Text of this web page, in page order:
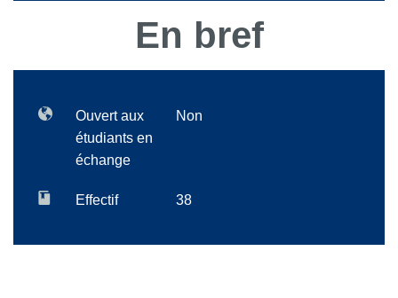
En bref
Ouvert aux
étudiants en
échange
Non
Effectif 38